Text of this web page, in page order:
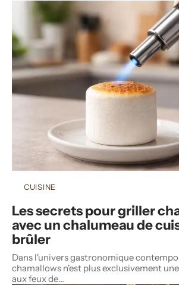
CUISINE
Les secrets pour griller
avec un chalumeau de
brûler
Dans l'univers gastronomique
chamallows n'est plus exclusivement
aux feux de…